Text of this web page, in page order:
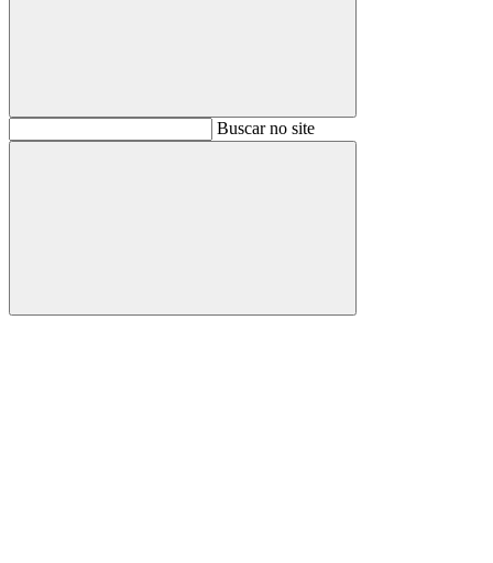
BuscarBuscar no site
Buscar